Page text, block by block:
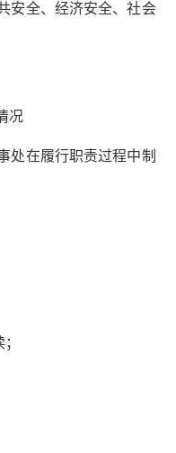
安全、经济安全、社会
况
在履行职责过程中制